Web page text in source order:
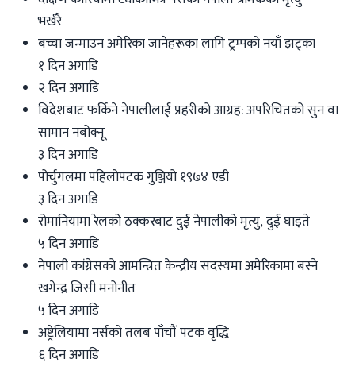
भर्खरै
बच्चा जन्माउन अमेरिका जानेहरूका लागि ट्रम्पको नयाँ झट्का
१ दिन अगाडि
२ दिन अगाडि
विदेशबाट फर्किने नेपालीलाई प्रहरीको आग्रह: अपरिचितको सुन वा
सामान नबोक्नू
३ दिन अगाडि
पोर्चुगलमा पहिलोपटक गुञ्जियो १९७४ एडी
३ दिन अगाडि
रोमानियामा रेलको ठक्करबाट दुई नेपालीको मृत्यु, दुई घाइते
५ दिन अगाडि
नेपाली कांग्रेसको आमन्त्रित केन्द्रीय सदस्यमा अमेरिकामा बस्ने
खगेन्द्र जिसी मनोनीत
५ दिन अगाडि
अष्ट्रेलियामा नर्सको तलब पाँचौं पटक वृद्धि
६ दिन अगाडि